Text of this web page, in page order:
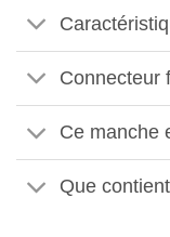
Connecteur
Ce manche
Que
Appliquer les